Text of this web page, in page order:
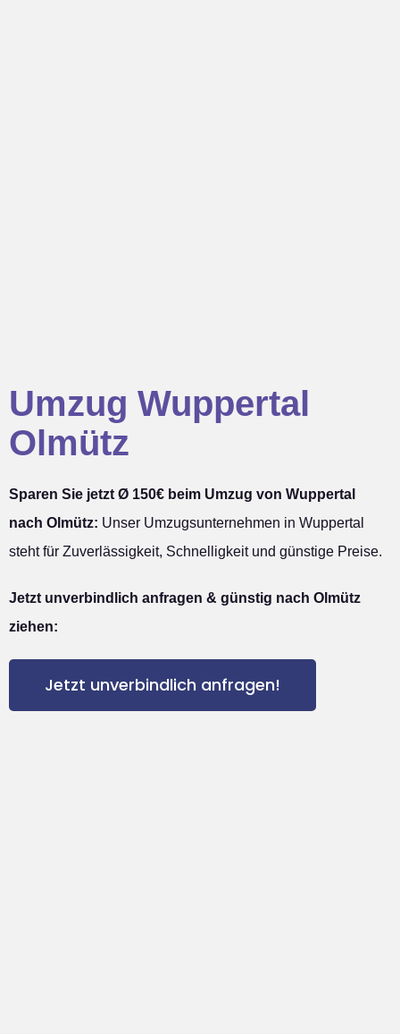
Umzug Wuppertal
Olmütz
Sparen Sie jetzt Ø 150€ beim Umzug von Wuppertal
nach Olmütz: Unser Umzugsunternehmen in Wuppertal
steht für Zuverlässigkeit, Schnelligkeit und günstige Preise.
Jetzt unverbindlich anfragen & günstig nach Olmütz
ziehen:
Jetzt unverbindlich anfragen!